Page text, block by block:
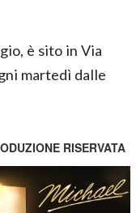
è sito in Via
martedì dalle
RISERVATA